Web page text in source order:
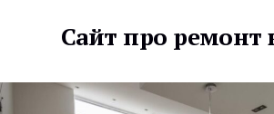
Сайт про ремонт